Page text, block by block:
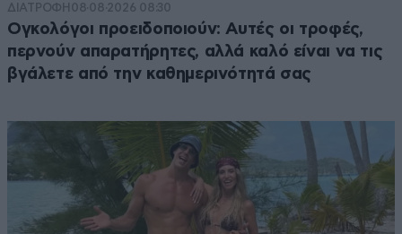
ΔΙΑΤΡΟΦΗ 08·08·2026 08:30
Ογκολόγοι προειδοποιούν: Αυτές οι τροφές,
περνούν απαρατήρητες, αλλά καλό είναι να τις
βγάλετε από την καθημερινότητά σας